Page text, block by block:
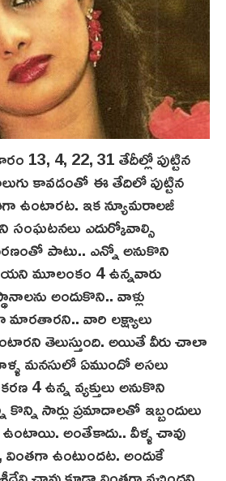
13, 4, 22, 31 తేదీల్లో పుట్టిన
కావడంతో ఈ తేదిలో పుట్టిన
ఉంటారట‌. ఇక న్యూమరాలజీ
సంఘటనలు ఎదుర్కోవాల్సి
పాటు.. ఎన్నో అనుకొని
మూలంకం 4 ఉన్నవారు
అందుకొని.. వాళ్లు
వారి లక్ష్యాలు
తెలుస్తుంది. అయితే వీరు చాలా
మనసులో ఏముందో అసలు
4 ఉన్న వ్యక్తులు అనుకొని
సార్లు ప్రమాదాలతో ఇబ్బందులు
అంతేకాదు.. వీళ్ళ చావు
వింతగా ఉంటుందట. అందుకే